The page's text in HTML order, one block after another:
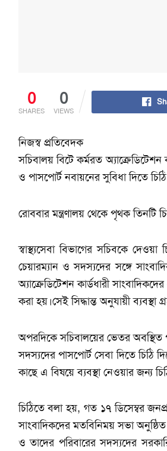
0
SHARES
0
VIEWS
নিজস্ব প্রতিবেদক
সচিবালয় বিটে কর্মরত অ্যাক্রেডিটেশন
ও পাসপোর্ট নবায়নের সুবিধা দিতে
রোববার মন্ত্রণালয় থেকে পৃথক তিনটি
স্বাস্থ্যসেবা বিভাগের সচিবকে
চেয়ারম্যান ও সদস্যদের সঙ্গে
অ্যাক্রেডিটেশন কার্ডধারী
করা হয়।সেই সিদ্ধান্ত অনুযায়ী
অপরদিকে সচিবালয়ের ভেতর অবস্থিত
সদস্যদের পাসপোর্ট সেবা দিতে চিঠি
কাছে এ বিষয়ে ব্যবস্থা নেওয়ার জন্য
চিঠিতে বলা হয়, গত ১৭ ডিসেম্বর
সাংবাদিকদের মতবিনিময় সভা
ও তাদের পরিবারের সদস্যদের